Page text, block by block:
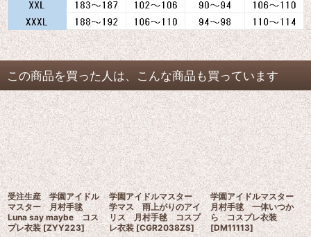
この商品を買った人は、こんな商品も買っています
受注生産 学園アイドル
マスター 月村手毬
Luna say maybe コス
プレ衣装 [ZYY223]
学園アイドルマスター
学マス 雨上がりのアイ
リス 月村手毬 コスプ
レ衣装 [CGR2038ZS]
学園アイドルマスター
月村手毬 一体いつか
ら コスプレ衣装
[DM11113]